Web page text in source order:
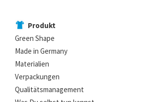
Produkt
Green Shape
Made in Germany
Materialien
Verpackungen
Qualitätsmanagement